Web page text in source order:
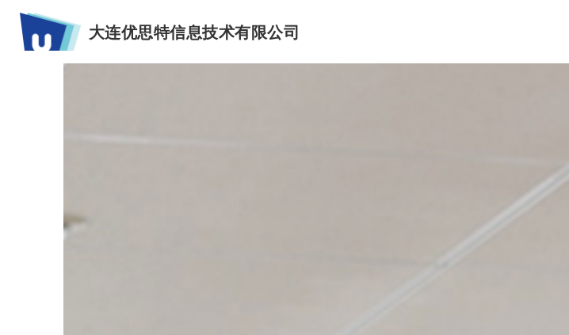
大连优思特信息技术有限公司